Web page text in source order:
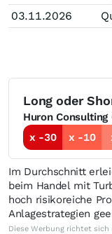
03.11.2026
Long oder
Huron Consulting
x -30
x -10
Im Durchschnitt
beim Handel mit
hoch risikoreiche
Anlagestrategien
Diese Werbung richtet